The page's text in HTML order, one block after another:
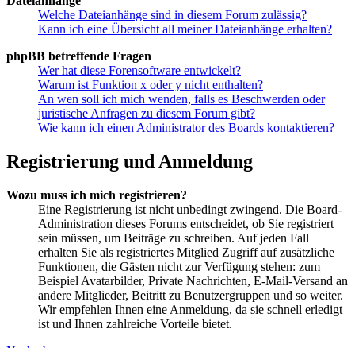
Welche Dateianhänge sind in diesem Forum zulässig?
Kann ich eine Übersicht all meiner Dateianhänge erhalten?
phpBB betreffende Fragen
Wer hat diese Forensoftware entwickelt?
Warum ist Funktion x oder y nicht enthalten?
An wen soll ich mich wenden, falls es Beschwerden oder
juristische Anfragen zu diesem Forum gibt?
Wie kann ich einen Administrator des Boards kontaktieren?
Registrierung und Anmeldung
Wozu muss ich mich registrieren?
Eine Registrierung ist nicht unbedingt zwingend. Die Board-
Administration dieses Forums entscheidet, ob Sie registriert
sein müssen, um Beiträge zu schreiben. Auf jeden Fall
erhalten Sie als registriertes Mitglied Zugriff auf zusätzliche
Funktionen, die Gästen nicht zur Verfügung stehen: zum
Beispiel Avatarbilder, Private Nachrichten, E-Mail-Versand an
andere Mitglieder, Beitritt zu Benutzergruppen und so weiter.
Wir empfehlen Ihnen eine Anmeldung, da sie schnell erledigt
ist und Ihnen zahlreiche Vorteile bietet.